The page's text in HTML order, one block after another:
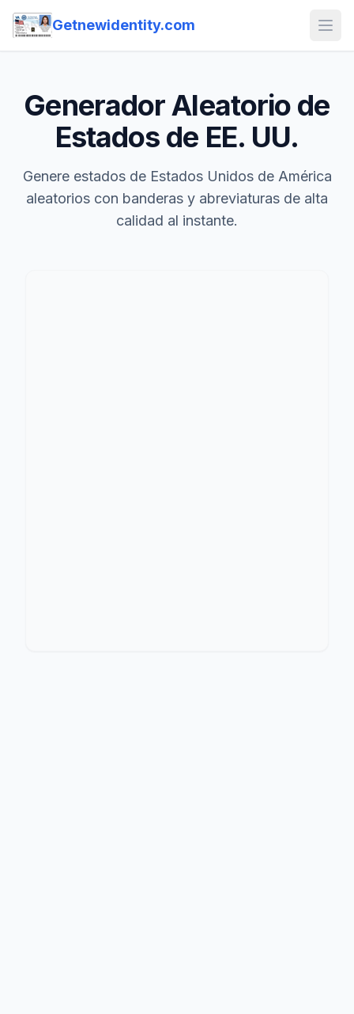
Getnewidentity.com
Generador Aleatorio de
Estados de EE. UU.
Genere estados de Estados Unidos de América
aleatorios con banderas y abreviaturas de alta
calidad al instante.